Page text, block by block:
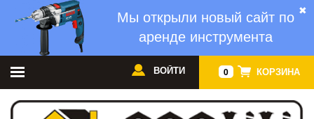
✖
Мы открыли новый сайт по
аренде инструмента
0 КОРЗИНА
ВОЙТИ